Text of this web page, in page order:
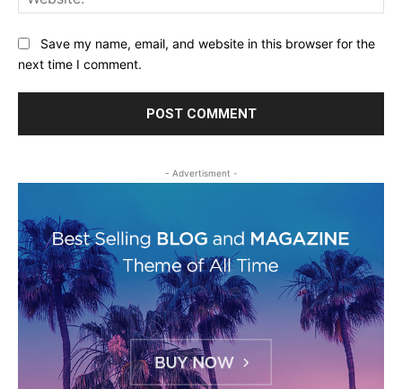
Save my name, email, and website in this browser for the
next time I comment.
- Advertisment -